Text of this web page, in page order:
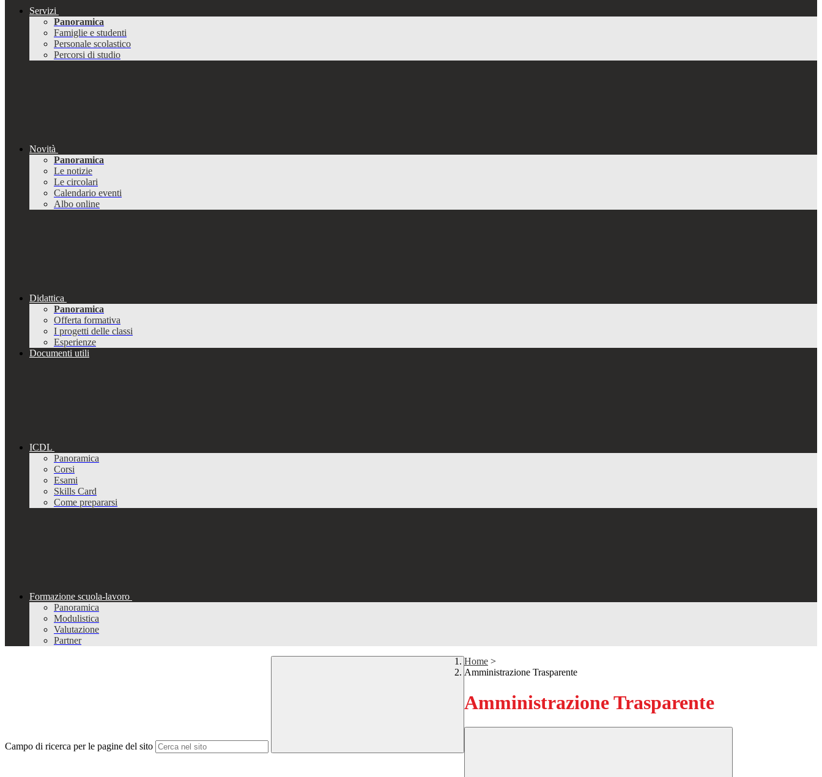
Servizi
Panoramica
Famiglie e studenti
Personale scolastico
Percorsi di studio
Novità
Panoramica
Le notizie
Le circolari
Calendario eventi
Albo online
Didattica
Panoramica
Offerta formativa
I progetti delle classi
Esperienze
Documenti utili
ICDL
Panoramica
Corsi
Esami
Skills Card
Come prepararsi
Formazione scuola-lavoro
Panoramica
Modulistica
Valutazione
Partner
Campo di ricerca per le pagine del sito
Home >
Amministrazione Trasparente
Amministrazione Trasparente